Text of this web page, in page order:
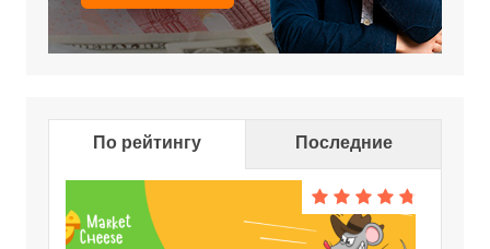
По рейтингу Последние